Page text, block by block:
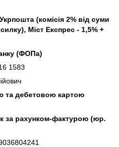
(комісія 2% від суми
Міст Експрес - 1,5% +
(ФОПа)
1583
та дебетовою картою
за рахунком-фактурою (юр.